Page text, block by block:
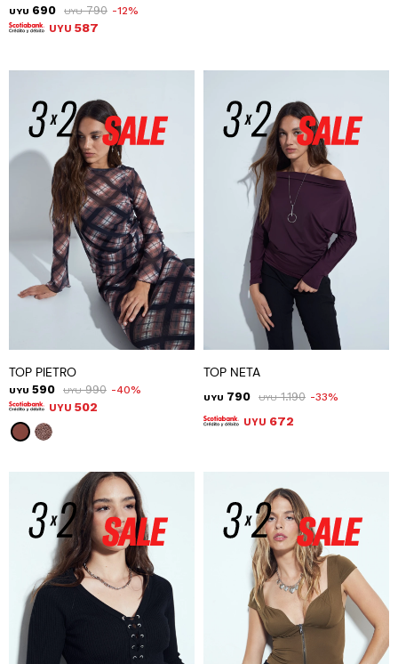
UYU 690 UYU 790 12
UYU 587
TOP PIETRO
UYU 590 UYU 990 40
UYU 502
TOP NETA
UYU 790 UYU 1.190 33
UYU 672